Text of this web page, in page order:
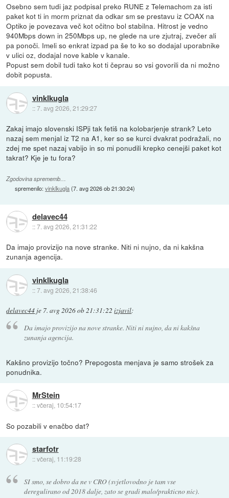
Osebno sem tudi jaz podpisal preko RUNE z Telemachom za isti
paket kot ti in morm priznat da odkar sm se prestavu iz COAX na
Optiko je povezava več kot očitno bol stabilna. Hitrost je vedno
940Mbps down in 250Mbps up, ne glede na ure zjutraj, zvečer ali
pa ponoči. Imeli so enkrat izpad pa še to ko so dodajal uporabnike
v ulici oz, dodajal nove kable v kanale.
Popust sem dobil tudi tako kot ti čeprau so vsi govorili da ni možno
dobit popusta.
vinklkugla
::7. avg 2026, 21:29:27
Zakaj imajo slovenski ISPji tak fetiš na kolobarjenje strank? Leto
nazaj sem menjal iz T2 na A1, ker so se kurci dvakrat podražali, no
zdej me spet nazaj vabijo in so mi ponudili krepko cenejši paket kot
takrat? Kje je tu fora?
Zgodovina sprememb…
spremenilo:vinklkugla(7. avg 2026 ob 21:30:24)
delavec44
::7. avg 2026, 21:31:22
Da imajo provizijo na nove stranke. Niti ni nujno, da ni kakšna
zunanja agencija.
vinklkugla
::7. avg 2026, 21:38:46
delavec44 je 7. avg 2026 ob 21:31:22 izjavil:
Da imajo provizijo na nove stranke. Niti ni nujno, da ni kakšna
zunanja agencija.
Kakšno provizijo točno? Prepogosta menjava je samo strošek za
ponudnika.
MrStein
::včeraj, 10:54:17
So pozabili v enačbo dat?
starfotr
::včeraj, 11:19:28
SI smo, se dobro da ne v CRO (svjetlovodno je tam vse
deregulirano od 2018 dalje, zato se gradi malo/prakticno nic).